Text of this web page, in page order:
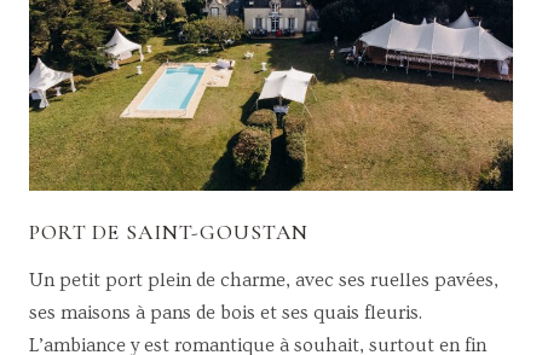
PORT DE SAINT-GOUSTAN
Un petit port plein de charme, avec ses ruelles pavées,
ses maisons à pans de bois et ses quais fleuris.
L’ambiance y est romantique à souhait, surtout en fin